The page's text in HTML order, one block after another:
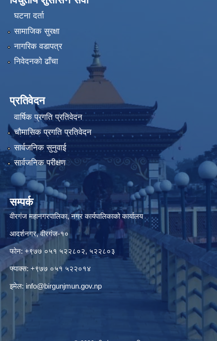
घटना दर्ता
सामाजिक सुरक्षा
नागरिक वडापत्र
निवेदनको ढाँचा
प्रतिवेदन
वार्षिक प्रगति प्रतिवेदन
चौमासिक प्रगति प्रतिवेदन
सार्वजनिक सुनुवाई
सार्वजनिक परीक्षण
सम्पर्क
वीरगंज महानगरपालिका, नगर कार्यपालिकाको कार्यालय
आदर्शनगर, वीरगंज-१०
फोन: +९७७ ०५१ ५२२८०२, ५२२८०३
फ्याक्स: +९७७ ०५१ ५२२०१४
इमेल: info@birgunjmun.gov.np